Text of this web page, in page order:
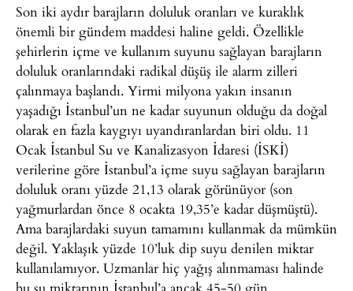
Son iki aydır barajların doluluk oranları ve kuraklık
önemli bir gündem maddesi haline geldi. Özellikle
şehirlerin içme ve kullanım suyunu sağlayan barajların
doluluk oranlarındaki radikal düşüş ile alarm zilleri
çalınmaya başlandı. Yirmi milyona yakın insanın
yaşadığı İstanbul’un ne kadar suyunun olduğu da doğal
olarak en fazla kaygıyı uyandıranlardan biri oldu. 11
Ocak İstanbul Su ve Kanalizasyon İdaresi (İSKİ)
verilerine göre İstanbul’a içme suyu sağlayan barajların
doluluk oranı yüzde 21,13 olarak görünüyor (son
yağmurlardan önce 8 ocakta 19,35’e kadar düşmüştü).
Ama barajlardaki suyun tamamını kullanmak da mümkün
değil. Yaklaşık yüzde 10’luk dip suyu denilen miktar
kullanılamıyor. Uzmanlar hiç yağış alınmaması halinde